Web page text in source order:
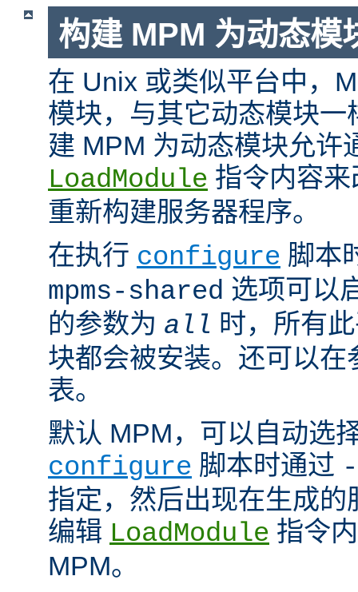
构建 MPM 为动态模
在 Unix 或类似平台中，
模块，与其它动态模块
建 MPM 为动态模块允许
LoadModule 指令内容
重新构建服务器程序。
在执行 configure 脚本
mpms-shared 选项可以
的参数为 all 时，所有
块都会被安装。还可以在
表。
默认 MPM，可以自动选
configure 脚本时通过
指定，然后出现在生成
编辑 LoadModule 指令
MPM。